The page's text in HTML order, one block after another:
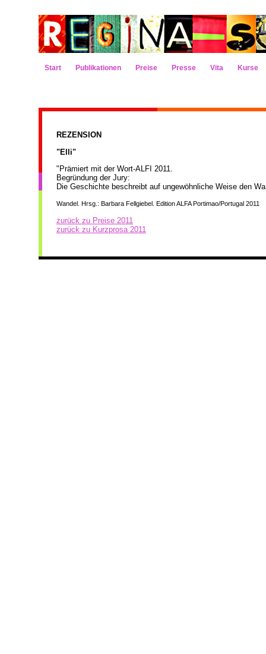
Start Publikationen Preise Presse Vita Kurse
REZENSION
"Elli"
"Prämiert mit der Wort-ALFI 2011.
Begründung der Jury:
Die Geschichte beschreibt auf ungewöhnliche Weise den
Wandel Hrsg.: Barbara Fellgiebel. Edition ALFA Portimao/Portugal 2011
zurück zu Preise 2011
zurück zu Kurzprosa 2011